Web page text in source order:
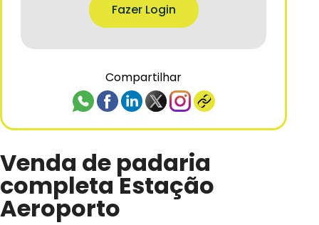
Fazer Login
Compartilhar
Venda de padaria
completa Estação
Aeroporto